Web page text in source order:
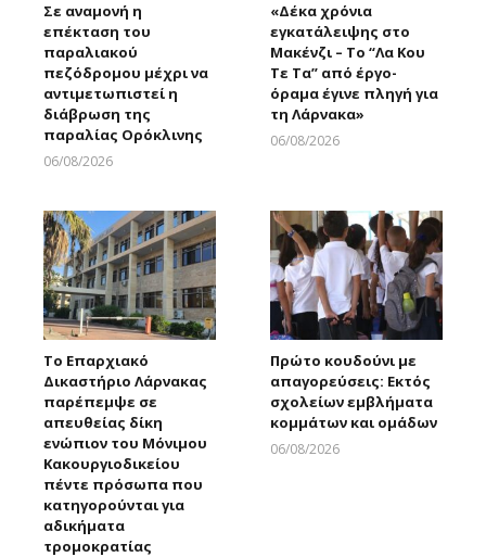
Σε αναμονή η
επέκταση του
παραλιακού
πεζόδρομου μέχρι να
αντιμετωπιστεί η
διάβρωση της
παραλίας Ορόκλινης
06/08/2026
«Δέκα χρόνια
εγκατάλειψης στο
Μακένζι – Το “Λα Κου
Τε Τα” από έργο-
όραμα έγινε πληγή για
τη Λάρνακα»
06/08/2026
Το Επαρχιακό
Δικαστήριο Λάρνακας
παρέπεμψε σε
απευθείας δίκη
ενώπιον του Μόνιμου
Κακουργιοδικείου
πέντε πρόσωπα που
κατηγορούνται για
αδικήματα
τρομοκρατίας
Πρώτο κουδούνι με
απαγορεύσεις: Εκτός
σχολείων εμβλήματα
κομμάτων και ομάδων
06/08/2026